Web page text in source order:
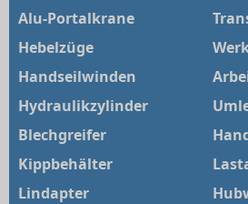
Alu-Portalkrane
Hebelzüge
Handseilwinden
Hydraulikzylinder
Blechgreifer
Kippbehälter
Lindapter